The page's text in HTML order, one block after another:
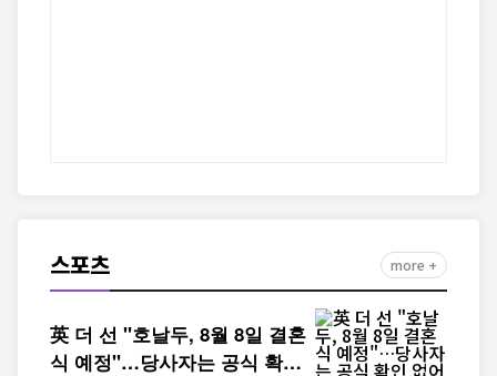
스포츠 more +
英 더 선 "호날두, 8월 8일 결혼
식 예정"…당사자는 공식 확인